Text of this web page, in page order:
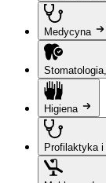
Medycyna
Higiena
Profilaktyka